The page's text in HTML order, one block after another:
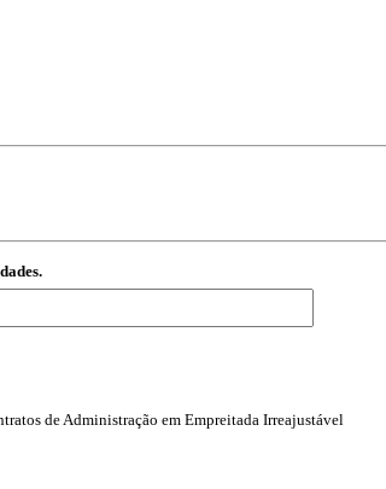
de Administração em Empreitada Irreajustável